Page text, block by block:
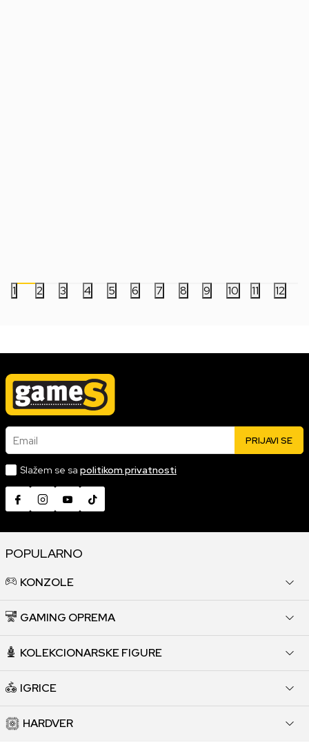
1 2 3 4 5 6 7 8 9 10 11 12
Email PRIJAVI SE
Slažem se sa politikom privatnosti
POPULARNO
KONZOLE
GAMING OPREMA
KOLEKCIONARSKE FIGURE
IGRICE
HARDVER